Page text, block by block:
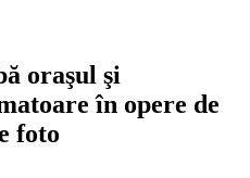
oraşul şi
în opere de
foto